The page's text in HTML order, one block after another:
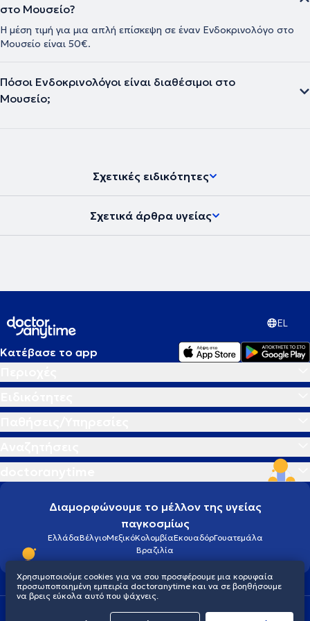
της διεθνούς βιβλιογραφίας και ανακοινώσεις σε ελληνικά και
Εταιρείας, καθώς και των εταιρειών Εndocrine Society, European
Society of Endocrinology (ESE), Εuropean Neuroendocrine
στο Μουσείο?
Η μέση τιμή για μια απλή επίσκεψη σε έναν Ενδοκρινολόγο στο
Μουσείο είναι 50€.
Πόσοι Ενδοκρινολόγοι είναι διαθέσιμοι στο
Μουσείο;
Σχετικές ειδικότητες
Σχετικά άρθρα υγείας
EL
Κατέβασε το app
Διαμορφώνουμε το μέλλον της υγείας
παγκοσμίως
ΕλλάδαΒέλγιοΜεξικόΚολομβίαΕκουαδόρΓουατεμάλα
Βραζιλία
Πολιτική προστασίας προσωπικού απορρήτου
Χρησιμοποιούμε cookies για να σου προσφέρουμε μια κορυφαία
προσωποποιημένη εμπειρία doctoranytime και να σε βοηθήσουμε
να βρεις εύκολα αυτό που ψάχνεις.